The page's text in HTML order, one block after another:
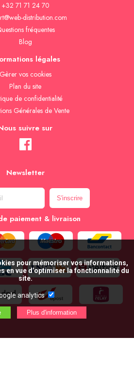
+32 71 71 24 70
distribution.com
fréquentes
Blog
légales
Gèrer vos cookies
Plan du site
de confidentialité
Générales de Vente
suivre sur
Newsletter
paiement & livraison
pour mémoriser vos informations,
en vue d’optimiser la fonctionnalité du
site.
analytics